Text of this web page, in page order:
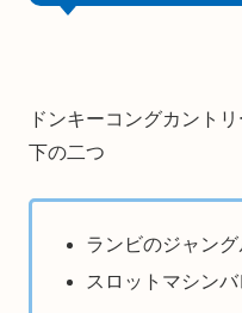
ドンキーコングカント
下の二つ
ランビのジャン
スロットマシン